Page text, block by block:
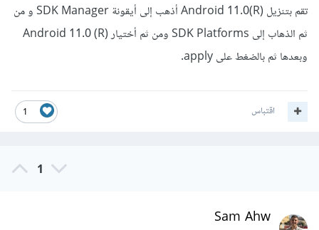
تقم بتنزيل Android 11.0(R) أذهب إلى أيقونة SDK Manager و من
ثم الذهاب إلى SDK Platforms ومن ثم أختيار Android 11.0 (R)
وبعدها ثم بالضغط على apply.
1 اقتباس
1
Sam Ahw